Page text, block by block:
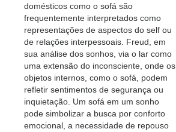
domésticos como o sofá são
frequentemente interpretados como
representações de aspectos do self ou
de relações interpessoais. Freud, em
sua análise dos sonhos, via o lar como
uma extensão do inconsciente, onde os
objetos internos, como o sofá, podem
refletir sentimentos de segurança ou
inquietação. Um sofá em um sonho
pode simbolizar a busca por conforto
emocional, a necessidade de repouso